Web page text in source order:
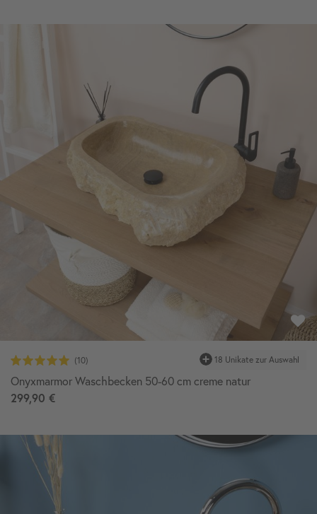
18 Unikate zur Auswahl
Onyxmarmor Waschbecken 50-60 cm creme natur
299,90 €